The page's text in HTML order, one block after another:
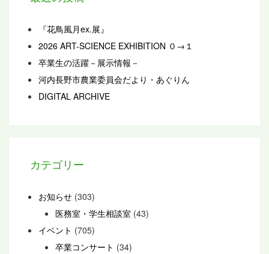
『花鳥風月ex.展』
2026 ART-SCIENCE EXHIBITION ０→１
卒業生の活躍－展示情報－
河内長野市農業委員会だより・あぐりん
DIGITAL ARCHIVE
カテゴリー
お知らせ (303)
医務室・学生相談室 (43)
イベント (705)
卒業コンサート (34)